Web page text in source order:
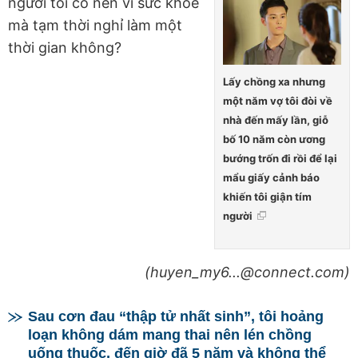
Lấy chồng xa nhưng
một năm vợ tôi đòi về
nhà đến mấy lần, giỗ
bố 10 năm còn ương
bướng trốn đi rồi để lại
mẩu giấy cảnh báo
khiến tôi giận tím
người
mà tạm thời nghỉ làm một
thời gian không?
(huyen_my6...@connect.com)
Sau cơn đau “thập tử nhất sinh”, tôi hoảng
loạn không dám mang thai nên lén chồng
uống thuốc, đến giờ đã 5 năm và không thể